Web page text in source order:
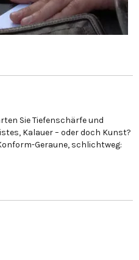
Sie Tiefenschärfe und
Kalauer – oder doch Kunst?
Geraune, schlichtweg: